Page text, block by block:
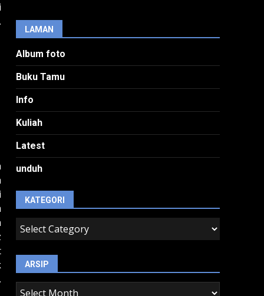
LAMAN
Album foto
Buku Tamu
Info
Kuliah
Latest
unduh
KATEGORI
kategori
ARSIP
arsip